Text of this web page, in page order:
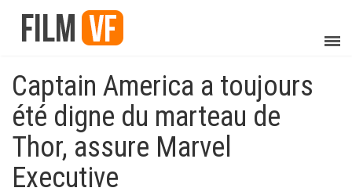
Captain America a toujours
été digne du marteau de
Thor, assure Marvel
Executive